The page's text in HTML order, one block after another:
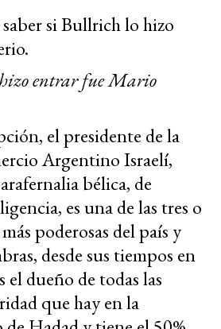
si Bullrich lo hizo
entrar fue Mario
el presidente de la
Argentino Israelí,
bélica, de
es una de las tres o
poderosas del país y
desde sus tiempos en
dueño de todas las
que hay en la